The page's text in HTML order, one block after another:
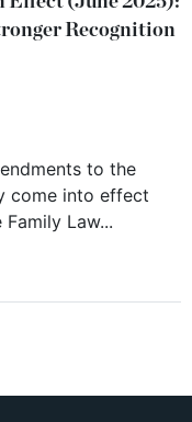
Recognition
to the
come into effect
Law...